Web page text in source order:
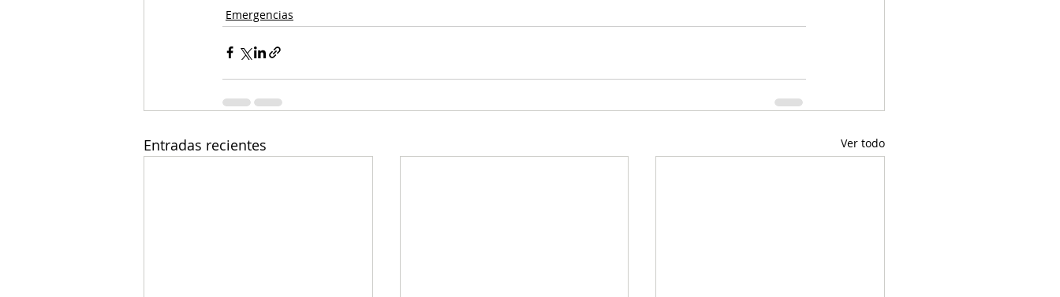
Emergencias
Entradas recientes Ver todo